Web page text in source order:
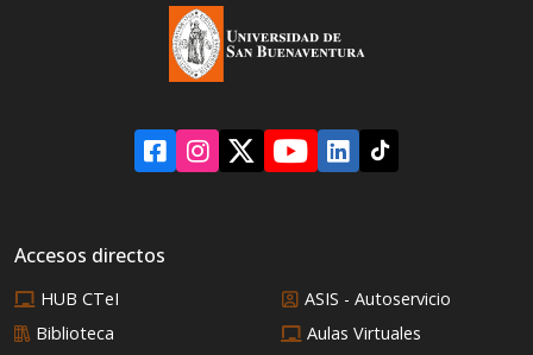
internacionales.
significó realmente
mundial?
Accesos directos
HUB CTeI
ASIS - Autoservicio
Biblioteca
Aulas Virtuales